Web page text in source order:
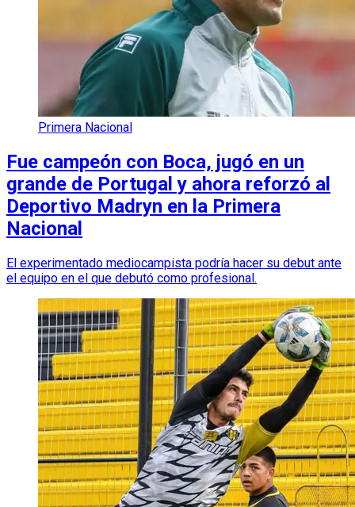
Primera Nacional
Fue campeón con Boca, jugó en un
grande de Portugal y ahora reforzó al
Deportivo Madryn en la Primera
Nacional
El experimentado mediocampista podría hacer su debut ante
el equipo en el que debutó como profesional.